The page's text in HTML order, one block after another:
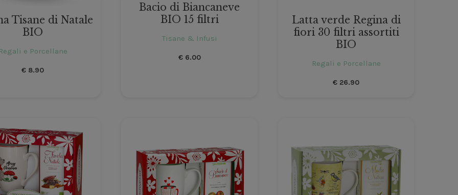
Tisane di Natale
BIO
e Porcellane
€ 8.90
Bacio di Biancaneve
BIO 15 filtri
Tisane & Infusi
€6.00
Latta verde Regina di
fiori 30 filtri assortiti
BIO
Regali e Porcellane
€ 26.90